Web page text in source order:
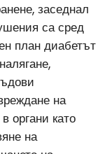
заседнал
са сред
план диабетът
на
органи като
на